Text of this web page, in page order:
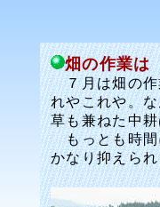
畑の作業は
７月は畑の作
れやこれや。
草も兼ねた中
もっとも時間
かなり抑えら